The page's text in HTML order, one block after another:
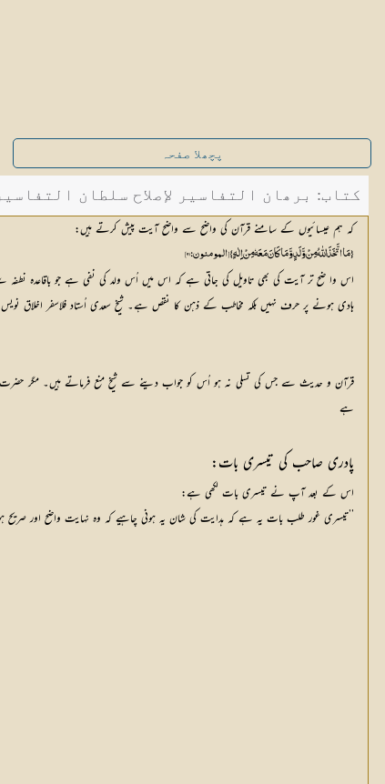
پچھلا صفحہ
کتاب: برھان التفاسیر لإصلاح سلطان التفاسیر -
کہ ہم عیسائیوں کے سامنے قرآن کی واضح سے واضح آیت پیش کرتے ہیں:
{ مَا اتَّخَذَ اللّٰہُ مِنْ وَّلَدٍ وَّمَا کَانَ مَعَہٗ مِنْ اِِلٰہٍ} [المومنون: 91]
اس وا ضح تر آیت کی بھی تاویل کی جاتی ہے کہ اس میں اُس ولد کی نفی ہے جو باقاعدہ
ہادی ہونے پر حرف نہیں بلکہ مخاطب کے ذہن کا نقص ہے۔ شیخ سعدی اُستاد فلاسفر اخلاق نویس
قرآن و حدیث سے جس کی تسلی نہ ہو اُس کو جواب دینے سے شیخ منع فرماتے ہیں۔ مگر حضرت
ہے
پادری صاحب کی تیسری بات:
اس کے بعد آپ نے تیسری بات لکھی ہے:
’’تیسری غور طلب بات یہ ہے کہ ہدایت کی شان یہ ہونی چاہیے کہ وہ نہایت واضح اور صریح